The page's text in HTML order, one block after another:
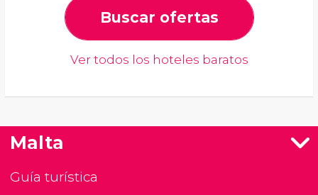
Buscar ofertas
Ver todos los hoteles baratos
Malta
Guía turística